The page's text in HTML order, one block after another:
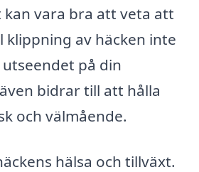
vara bra att veta att
klippning av häcken inte
på din
bidrar till att hålla
och välmående.
hälsa och tillväxt.